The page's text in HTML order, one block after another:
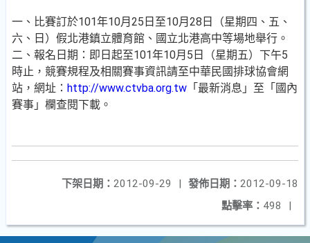
一、比賽訂於101年10月25日至10月28日（星期四、五、
六、日）假北港鎮立體育館、國立北港高中等場地舉行。
二、報名日期：即日起至101年10月5日（星期五）下午5
時止，競賽規程及相關賽事資訊請至中華民國排球協會網
站，網址： http://www.ctvba.org.tw 「最新消息」至「國內
賽事」欄查閱下載。
發佈日期： 2012-09-18
下架日期： 2012-09-29
|
點擊率： 498 |